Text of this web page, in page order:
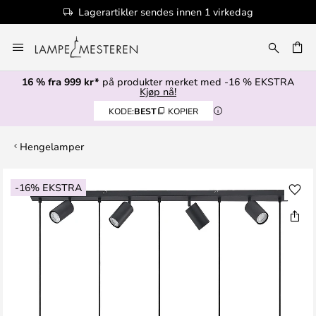
Lagerartikler sendes innen 1 virkedag
til
innhold
16 % fra 999 kr* på produkter merket med -16 % EKSTRA
Kjøp nå!
KODE:BEST KOPIER
Hengelamper
-16% EKSTRA
Gå
til